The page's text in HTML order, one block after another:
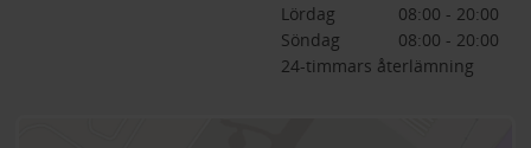
Lördag
08:00 - 20:00
Söndag
08:00 - 20:00
24-timmars återlämning